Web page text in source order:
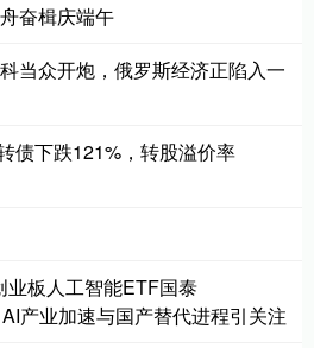
奋楫庆端午
当众开炮，俄罗斯经济正陷入一
债下跌121%，转股溢价率
业板人工智能ETF国泰
产业加速与国产替代进程引关注